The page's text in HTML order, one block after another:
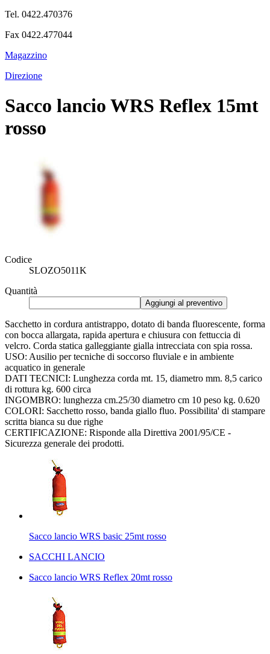
Tel. 0422.470376
Fax 0422.477044
Magazzino
Direzione
Sacco lancio WRS Reflex 15mt
rosso
Codice
SLOZO5011K
Quantità
Aggiungi al preventivo
Sacchetto in cordura antistrappo, dotato di banda fluorescente, forma
con bocca allargata, rapida apertura e chiusura con fettuccia di
velcro. Corda statica galleggiante gialla intrecciata con spia rossa.
USO: Ausilio per tecniche di soccorso fluviale e in ambiente
acquatico in generale
DATI TECNICI: Lunghezza corda mt. 15, diametro mm. 8,5 carico
di rottura kg. 600 circa
INGOMBRO: lunghezza cm.25/30 diametro cm 10 peso kg. 0.620
COLORI: Sacchetto rosso, banda giallo fluo. Possibilita' di stampare
scritta bianca su due righe
CERTIFICAZIONE: Risponde alla Direttiva 2001/95/CE -
Sicurezza generale dei prodotti.
Sacco lancio WRS basic 25mt rosso
SACCHI LANCIO
Sacco lancio WRS Reflex 20mt rosso